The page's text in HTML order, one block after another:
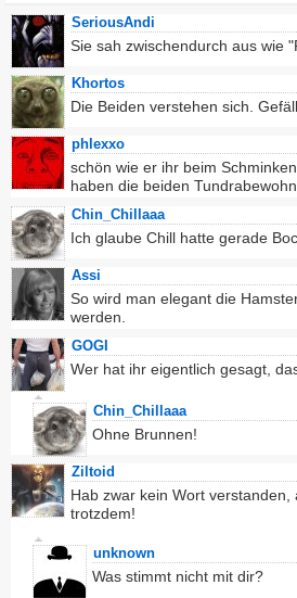
SeriousAndi
Sie sah zwischendurch aus wie
Khortos
Die Beiden verstehen sich.
phlexxo
schön wie er ihr beim
haben die beiden
Chin_Chillaaa
Ich glaube Chill hatte gerade
Assi
So wird man elegant die
werden.
GOGI
Wer hat ihr eigentlich gesagt,
Chin_Chillaaa
Ohne Brunnen!
Ziltoid
Hab zwar kein Wort
trotzdem!
unknown
Was stimmt nicht mit dir?